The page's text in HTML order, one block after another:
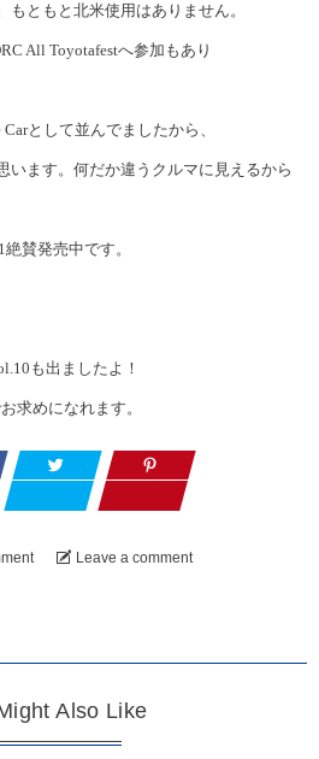
ともと北米使用はありません。
All Toyotafestへ参加もあり
Carとして並んでましたから、
います。何だか違うクルマに見えるから
賛発売中です。
も出ましたよ！
求めになれます。
Leave a comment
Also Like